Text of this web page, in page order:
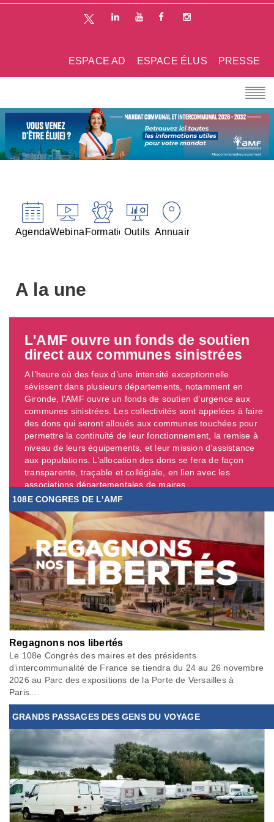
PRESSE
ESPACE ÉLUS
ESPACE AD
AgendaWebinairesFormationsOutils Annuaires
A la une
L'AMF ouvre un fonds de soutien
direct aux communes sinistrées
A l’heure où des feux d’une intensité exceptionnelle
sévissent dans plusieurs départements, notamment en
Gironde, l’AMF ouvre un fonds de soutien d’urgence aux
communes sinistrées. Les collectivités sont appelées à faire
des dons qui seront alloués aux communes touchées pour
permettre la continuité de leur fonctionnement, la remise à
niveau de leurs équipements, et leur mission d’assistance
aux populations. L’allocation des dons se fera de façon
transparente, traçable et collégiale, en lien avec les
associations départementales de maires. ...
108E CONGRES DE L'AMF
Regagnons nos libertés
Le 108e Congrès des maires et des présidents
d’intercommunalité de France se tiendra du 24 au 26 novembre
2026 au Parc des expositions de la Porte de Versailles à
Paris....
GRANDS PASSAGES DES GENS DU VOYAGE